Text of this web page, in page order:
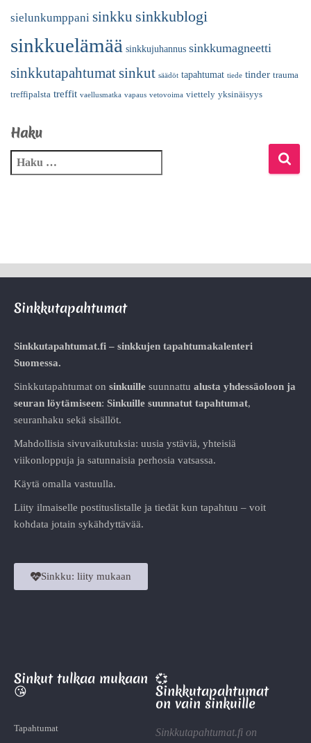
sielunkumppani sinkku sinkkublogi
sinkkuelämää sinkkujuhannus sinkkumagneetti
sinkkutapahtumatsinkut säädöt tapahtumat tiede tinder trauma
treffipalsta treffit vaellusmatka vapaus vetovoima viettely yksinäisyys
Haku
Sinkkutapahtumat
Sinkkutapahtumat.fi – sinkkujen tapahtumakalenteri
Suomessa.
Sinkkutapahtumat on sinkuille suunnattu alusta yhdessäoloon ja
seuran löytämiseen: Sinkuille suunnatut tapahtumat,
seuranhaku sekä sisällöt.
Mahdollisia sivuvaikutuksia: uusia ystäviä, yhteisiä
viikonloppuja ja satunnaisia perhosia vatsassa.
Käytä omalla vastuulla.
Liity ilmaiselle postituslistalle ja tiedät kun tapahtuu – voit
kohdata jotain sykähdyttävää.
Sinkku: liity mukaan
Sinkut tulkaa mukaan
😘
Tapahtumat
💞
Sinkkutapahtumat
on vain sinkuille
Sinkkutapahtumat.fi on